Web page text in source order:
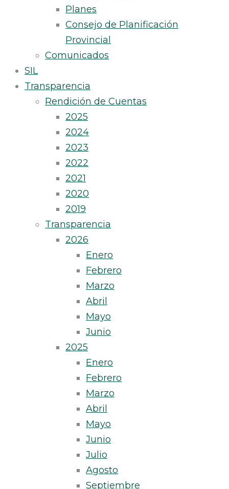
Planes
Consejo de Planificación
Provincial
Comunicados
SIL
Transparencia
Rendición de Cuentas
2025
2024
2023
2022
2021
2020
2019
Transparencia
2026
Enero
Febrero
Marzo
Abril
Mayo
Junio
2025
Enero
Febrero
Marzo
Abril
Mayo
Junio
Julio
Agosto
Septiembre